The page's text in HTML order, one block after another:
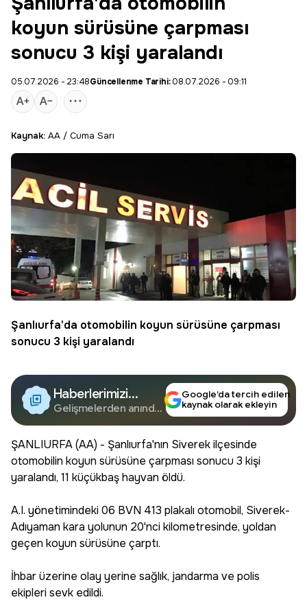
koyun sürüsüne çarpması
sonucu 3 kişi yaralandı
05.07.2026 - 23:48Güncellenme Tarihi:08.07.2026 - 09:11
Kaynak: AA / Cuma Sarı
Şanlıurfa'da otomobilin koyun sürüsüne çarpması
sonucu 3 kişi yaralandı
Haberlerimizi
Google'da Takip
Edin
Gelişmelerden anında
Google’da tercih edilen
kaynak olarak ekleyin
ŞANLIURFA (AA) - Şanlıurfa'nın Siverek ilçesinde
otomobilin koyun sürüsüne çarpması sonucu 3 kişi
yaralandı, 11 küçükbaş hayvan öldü.
A.I. yönetimindeki 06 BVN 413 plakalı otomobil, Siverek-
Adıyaman kara yolunun 20'nci kilometresinde, yoldan
geçen koyun sürüsüne çarptı.
İhbar üzerine olay yerine sağlık, jandarma ve polis
ekipleri sevk edildi.